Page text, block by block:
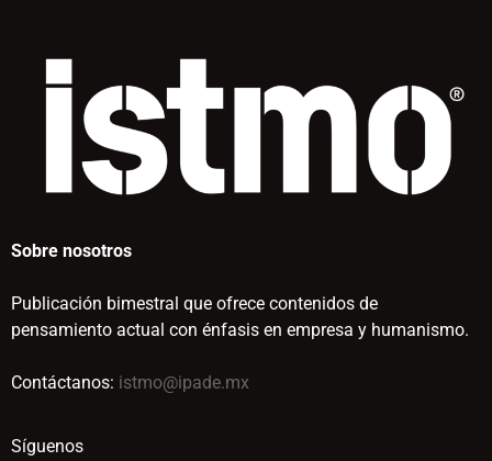
Sobre nosotros
Publicación bimestral que ofrece contenidos de
pensamiento actual con énfasis en empresa y humanismo.
Contáctanos: istmo@ipade.mx
Síguenos